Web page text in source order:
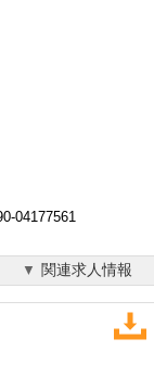
04177561
関連求人情報